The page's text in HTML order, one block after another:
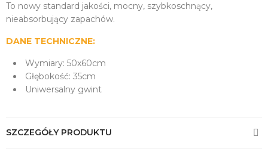
To nowy standard jakości, mocny, szybkoschnący,
nieabsorbujący zapachów.
DANE TECHNICZNE:
Wymiary: 50x60cm
Głębokość: 35cm
Uniwersalny gwint
SZCZEGÓŁY PRODUKTU